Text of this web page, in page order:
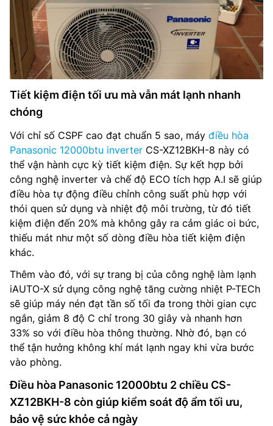
Tiết kiệm điện tối ưu mà vẫn mát lạnh nhanh
chóng
Với chỉ số CSPF cao đạt chuẩn 5 sao, máy điều hòa
Panasonic 12000btu inverter CS-XZ12BKH-8 này có
thể vận hành cực kỳ tiết kiệm điện. Sự kết hợp bởi
công nghệ inverter và chế độ ECO tích hợp A.I sẽ giúp
điều hòa tự động điều chỉnh công suất phù hợp với
thói quen sử dụng và nhiệt độ môi trường, từ đó tiết
kiệm điện đến 20% mà không gây ra cảm giác oi bức,
thiếu mát như một số dòng điều hòa tiết kiệm điện
khác.
Thêm vào đó, với sự trang bị của công nghệ làm lạnh
iAUTO-X sử dụng công nghệ tăng cường nhiệt P-TECh
sẽ giúp máy nén đạt tần số tối đa trong thời gian cực
ngắn, giảm 8 độ C chỉ trong 30 giây và nhanh hơn
33% so với điều hòa thông thường. Nhờ đó, bạn có
thể tận hưởng không khí mát lạnh ngay khi vừa bước
vào phòng.
Điều hòa Panasonic 12000btu 2 chiều CS-
XZ12BKH-8 còn giúp kiểm soát độ ẩm tối ưu,
bảo vệ sức khỏe cả ngày